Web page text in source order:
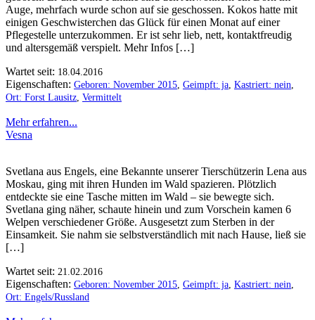
Auge, mehrfach wurde schon auf sie geschossen. Kokos hatte mit
einigen Geschwisterchen das Glück für einen Monat auf einer
Pflegestelle unterzukommen. Er ist sehr lieb, nett, kontaktfreudig
und altersgemäß verspielt. Mehr Infos […]
Wartet seit: 18.04.2016
Eigenschaften: Geboren: November 2015 Geimpft: ja Kastriert: nein
Ort: Forst Lausitz Vermittelt
Mehr erfahren...
Vesna
Svetlana aus Engels, eine Bekannte unserer Tierschützerin Lena aus
Moskau, ging mit ihren Hunden im Wald spazieren. Plötzlich
entdeckte sie eine Tasche mitten im Wald – sie bewegte sich.
Svetlana ging näher, schaute hinein und zum Vorschein kamen 6
Welpen verschiedener Größe. Ausgesetzt zum Sterben in der
Einsamkeit. Sie nahm sie selbstverständlich mit nach Hause, ließ sie
[…]
Wartet seit: 21.02.2016
Eigenschaften: Geboren: November 2015 Geimpft: ja Kastriert: nein
Ort: Engels/Russland